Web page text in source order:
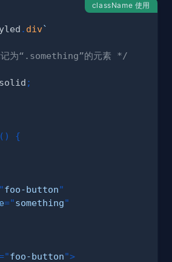
className 使用
. div`
为“.something”的元素 */
;
( )
{
"foo-button"
="something"
"foo-button">